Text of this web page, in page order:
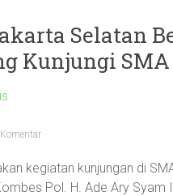
Selatan
Kunjungi
kegiatan kunjungan di
Pol. H. Ade Ary Syam